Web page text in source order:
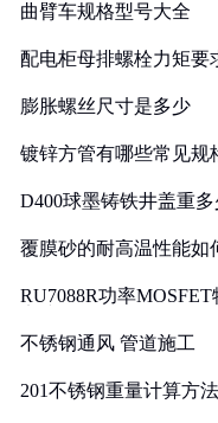
曲臂车规格型号大全
配电柜母排螺栓力矩要
膨胀螺丝尺寸是多少
镀锌方管有哪些常见规
D400球墨铸铁井盖重多
覆膜砂的耐高温性能如
RU7088R功率
不锈钢通风 管道施工
201不锈钢重量计算方